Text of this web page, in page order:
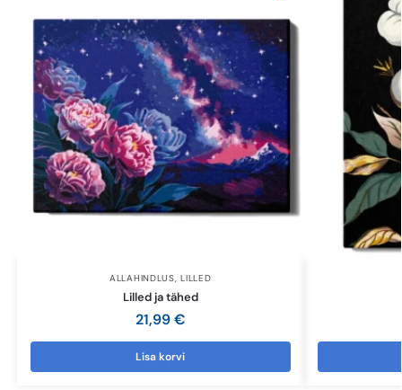
ALLAHINDLUS,LILLED
Lilled ja tähed
21,99€
Lisa korvi